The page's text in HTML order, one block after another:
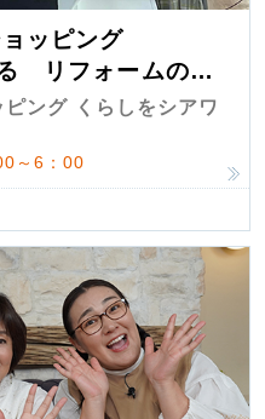
ッピング
リフォームの
ング くらしをシアワ
～6：00